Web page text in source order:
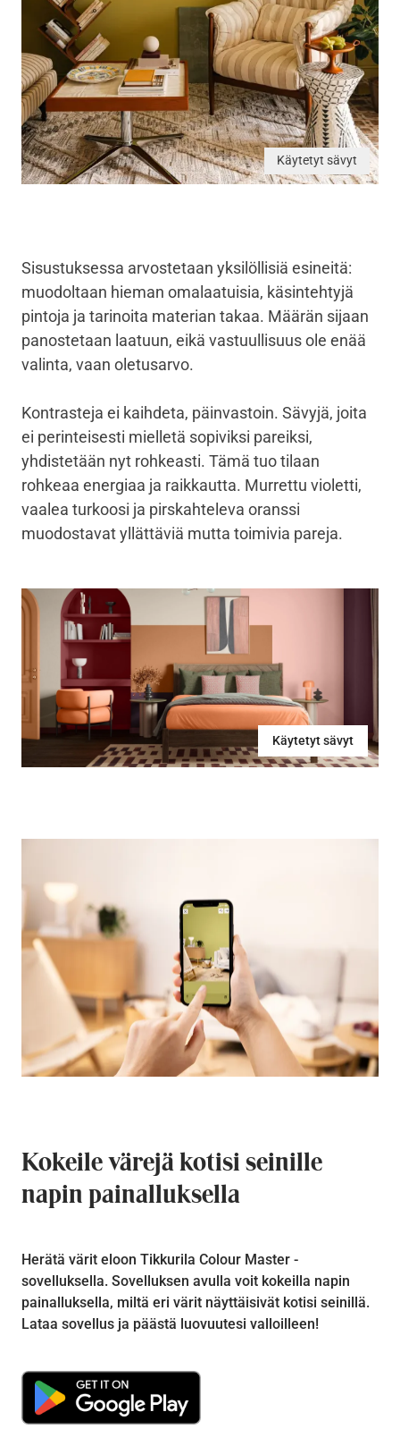
Käytetyt sävyt
Sisustuksessa arvostetaan yksilöllisiä esineitä:
muodoltaan hieman omalaatuisia, käsintehtyjä
pintoja ja tarinoita materian takaa. Määrän sijaan
panostetaan laatuun, eikä vastuullisuus ole enää
valinta, vaan oletusarvo.
Kontrasteja ei kaihdeta, päinvastoin. Sävyjä, joita
ei perinteisesti mielletä sopiviksi pareiksi,
yhdistetään nyt rohkeasti. Tämä tuo tilaan
rohkeaa energiaa ja raikkautta. Murrettu violetti,
vaalea turkoosi ja pirskahteleva oranssi
muodostavat yllättäviä mutta toimivia pareja.
Käytetyt sävyt
Kokeile värejä kotisi seinille
napin painalluksella
Herätä värit eloon Tikkurila Colour Master -
sovelluksella. Sovelluksen avulla voit kokeilla napin
painalluksella, miltä eri värit näyttäisivät kotisi seinillä.
Lataa sovellus ja päästä luovuutesi valloilleen!